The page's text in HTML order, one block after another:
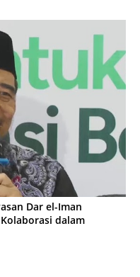
Dar el-Iman
dalam